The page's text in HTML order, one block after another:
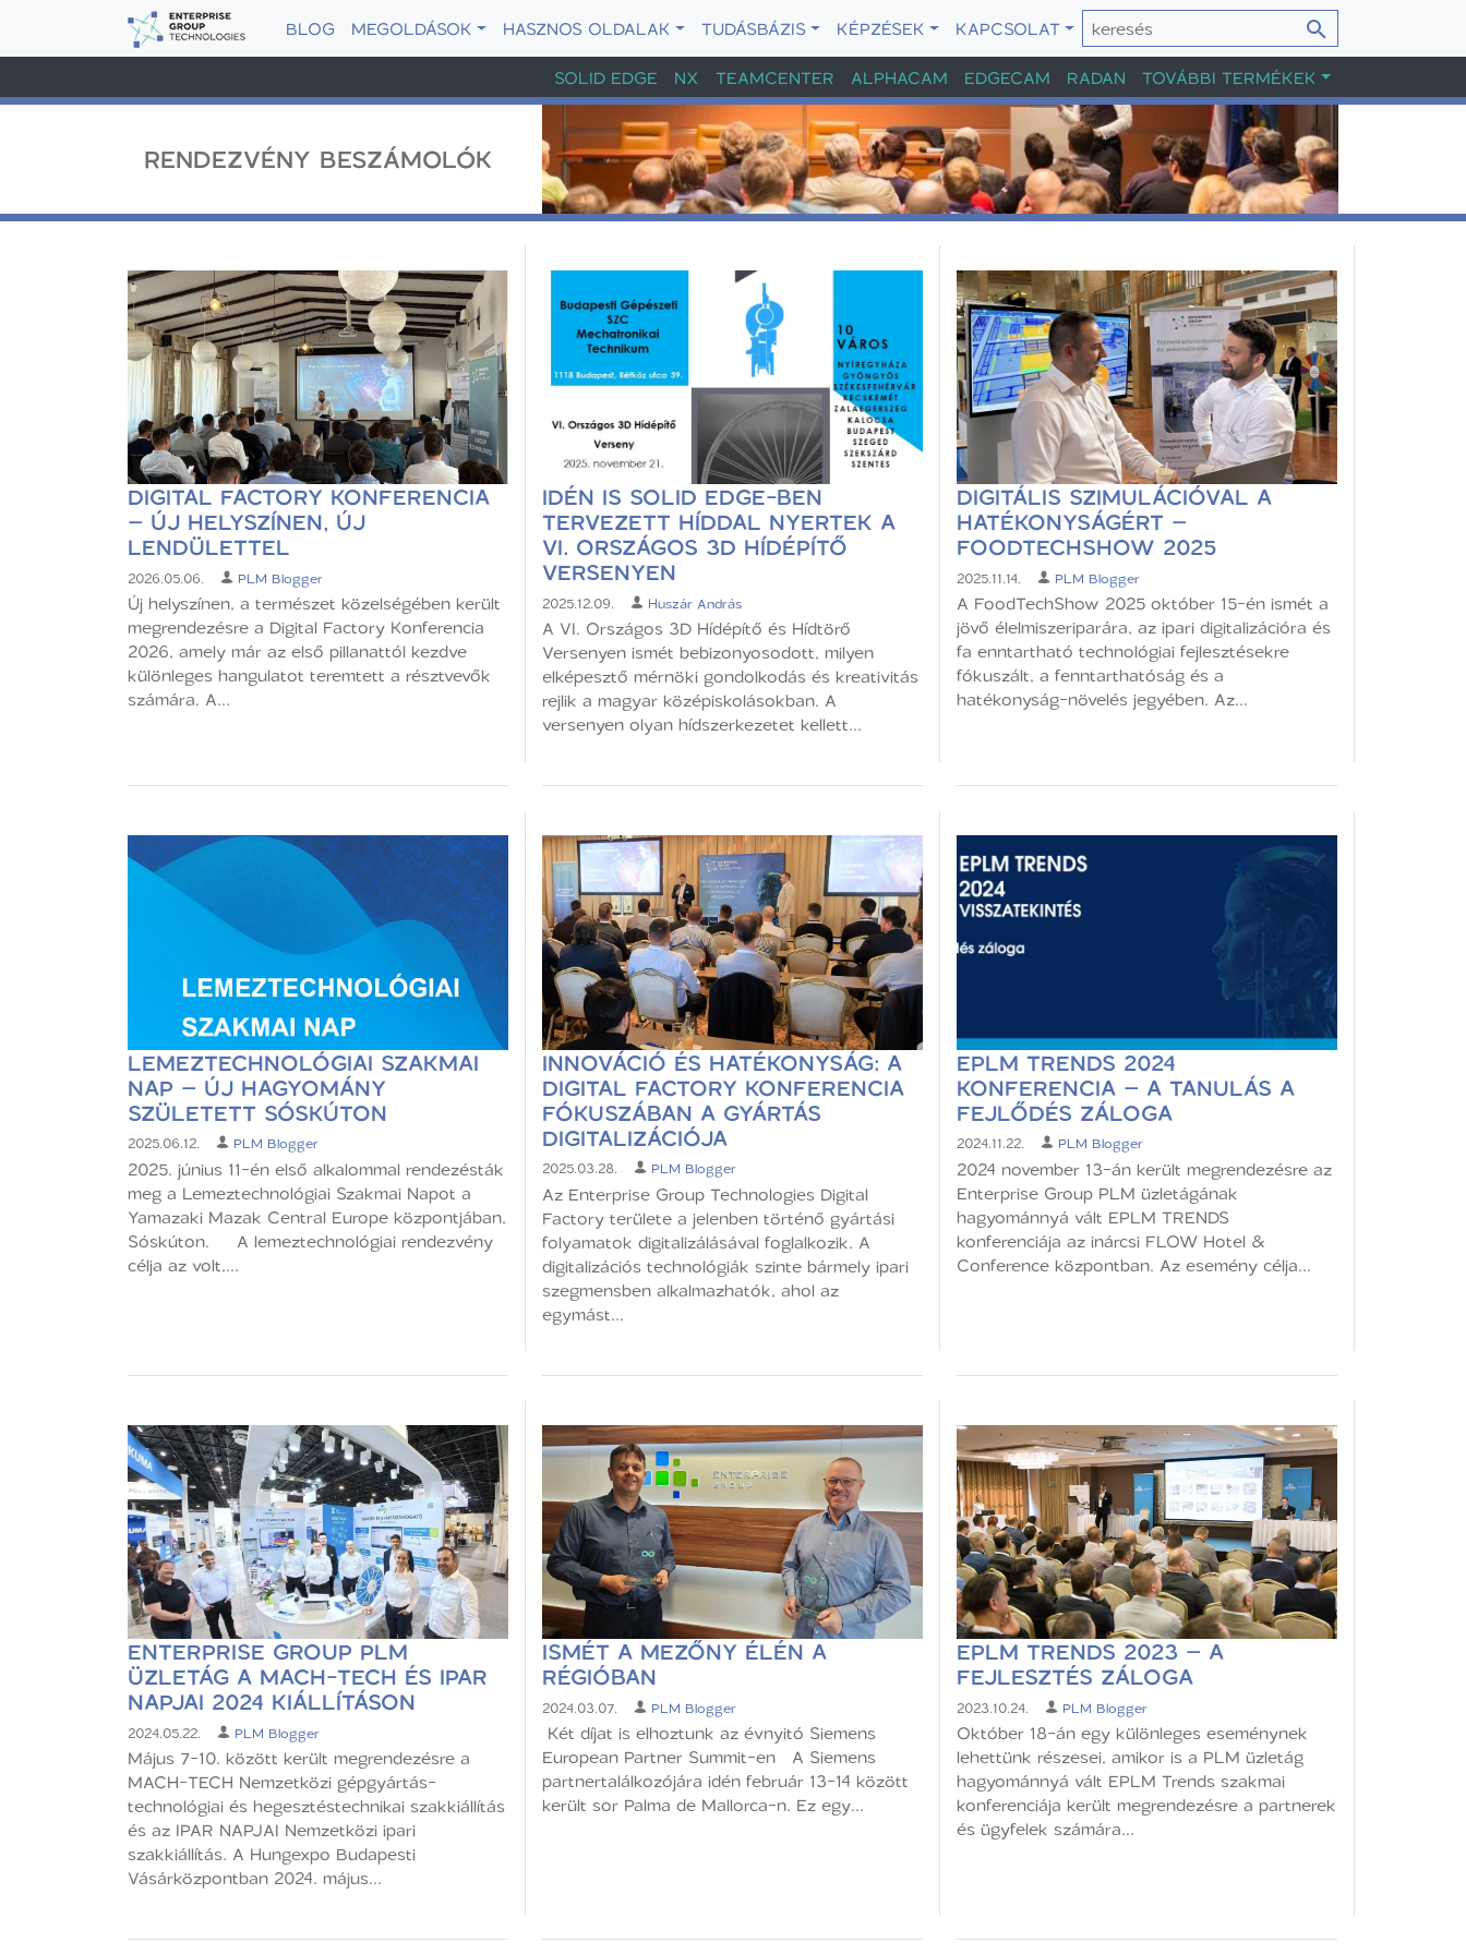
BLOG MEGOLDÁSOK HASZNOS OLDALAK TUDÁSBÁZIS KÉPZÉSEK
KAPCSOLAT
SOLID EDGE
NX TEAMCENTER ALPHACAM EDGECAM RADAN TOVÁBBI TERMÉKEK
RENDEZVÉNY BESZÁMOLÓK
DIGITAL FACTORY KONFERENCIA
– ÚJ HELYSZÍNEN, ÚJ
LENDÜLETTEL
2026.05.06. PLM Blogger
Új helyszínen, a természet közelségében került
megrendezésre a Digital Factory Konferencia
2026, amely már az első pillanattól kezdve
különleges hangulatot teremtett a résztvevők
számára. A...
IDÉN IS SOLID EDGE-BEN
TERVEZETT HÍDDAL NYERTEK A
VI. ORSZÁGOS 3D HÍDÉPÍTŐ
VERSENYEN
2025.12.09. Huszár András
A VI. Országos 3D Hídépítő és Hídtörő
Versenyen ismét bebizonyosodott, milyen
elképesztő mérnöki gondolkodás és kreativitás
rejlik a magyar középiskolásokban. A
versenyen olyan hídszerkezetet kellett...
DIGITÁLIS SZIMULÁCIÓVAL A
HATÉKONYSÁGÉRT –
FOODTECHSHOW 2025
2025.11.14. PLM Blogger
A FoodTechShow 2025 október 15-én ismét a
jövő élelmiszeriparára, az ipari digitalizációra és
fa enntartható technológiai fejlesztésekre
fókuszált, a fenntarthatóság és a
hatékonyság-növelés jegyében. Az...
LEMEZTECHNOLÓGIAI SZAKMAI
NAP – ÚJ HAGYOMÁNY
SZÜLETETT SÓSKÚTON
2025.06.12. PLM Blogger
2025. június 11-én első alkalommal rendezésták
meg a Lemeztechnológiai Szakmai Napot a
Yamazaki Mazak Central Europe központjában,
Sóskúton. A lemeztechnológiai rendezvény
célja az volt,...
INNOVÁCIÓ ÉS HATÉKONYSÁG: A
DIGITAL FACTORY KONFERENCIA
FÓKUSZÁBAN A GYÁRTÁS
DIGITALIZÁCIÓJA
2025.03.28. PLM Blogger
Az Enterprise Group Technologies Digital
Factory területe a jelenben történő gyártási
folyamatok digitalizálásával foglalkozik. A
digitalizációs technológiák szinte bármely ipari
szegmensben alkalmazhatók, ahol az
egymást...
EPLM TRENDS 2024
KONFERENCIA – A TANULÁS A
FEJLŐDÉS ZÁLOGA
2024.11.22. PLM Blogger
2024 november 13-án került megrendezésre az
Enterprise Group PLM üzletágának
hagyománnyá vált EPLM TRENDS
konferenciája az inárcsi FLOW Hotel &
Conference központban. Az esemény célja...
ENTERPRISE GROUP PLM
ÜZLETÁG A MACH-TECH ÉS IPAR
NAPJAI 2024 KIÁLLÍTÁSON
2024.05.22. PLM Blogger
Május 7-10. között került megrendezésre a
MACH-TECH Nemzetközi gépgyártás-
technológiai és hegesztéstechnikai szakkiállítás
és az IPAR NAPJAI Nemzetközi ipari
szakkiállítás. A Hungexpo Budapesti
Vásárközpontban 2024. május...
ISMÉT A MEZŐNY ÉLÉN A
RÉGIÓBAN
2024.03.07. PLM Blogger
Két díjat is elhoztunk az évnyitó Siemens
European Partner Summit-en A Siemens
partnertalálkozójára idén február 13-14 között
került sor Palma de Mallorca-n. Ez egy...
EPLM TRENDS 2023 – A
FEJLESZTÉS ZÁLOGA
2023.10.24. PLM Blogger
Október 18-án egy különleges eseménynek
lehettünk részesei, amikor is a PLM üzletág
hagyománnyá vált EPLM Trends szakmai
konferenciája került megrendezésre a partnerek
és ügyfelek számára...